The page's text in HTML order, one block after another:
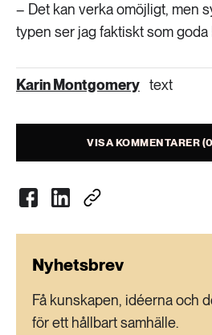
– Det kan verka omöjligt, men
typen ser jag faktiskt som goda
Karin Montgomery text
VISA KOMMENTARER
Nyhetsbrev
Få kunskapen, idéerna och
för ett hållbart samhälle.